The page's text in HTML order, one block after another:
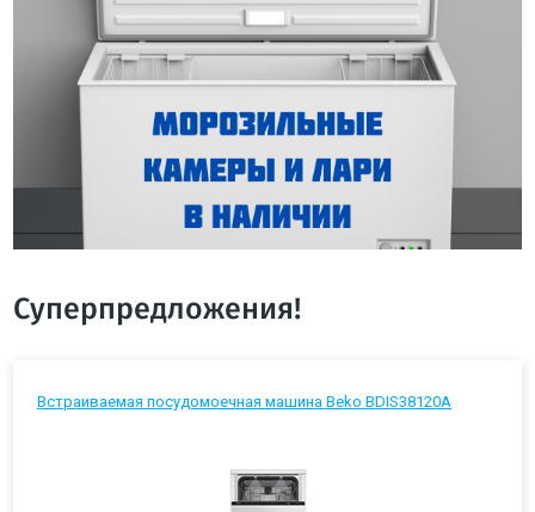
Суперпредложения!
Встраиваемая посудомоечная машина Beko BDIS38120A